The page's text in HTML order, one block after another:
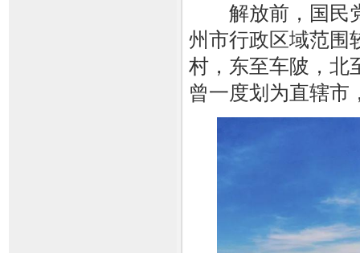
解放前，国民党
州市行政区域范围
村，东至车陂，北
曾一度划为直辖市